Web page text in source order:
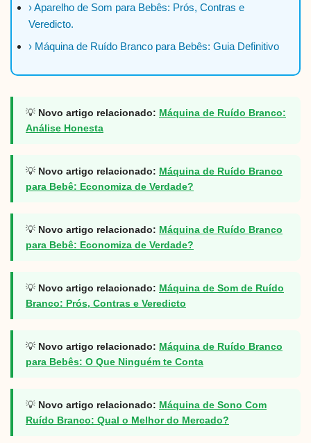
› Aparelho de Som para Bebês: Prós, Contras e
Veredicto.
› Máquina de Ruído Branco para Bebês: Guia Definitivo
💡 Novo artigo relacionado: Máquina de Ruído Branco:
Análise Honesta
💡 Novo artigo relacionado: Máquina de Ruído Branco
para Bebê: Economiza de Verdade?
💡 Novo artigo relacionado: Máquina de Ruído Branco
para Bebê: Economiza de Verdade?
💡 Novo artigo relacionado: Máquina de Som de Ruído
Branco: Prós, Contras e Veredicto
💡 Novo artigo relacionado: Máquina de Ruído Branco
para Bebês: O Que Ninguém te Conta
💡 Novo artigo relacionado: Máquina de Sono Com
Ruído Branco: Qual o Melhor do Mercado?